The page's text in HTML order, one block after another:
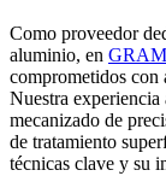
Como proveedor
aluminio, en
comprometidos con
Nuestra experiencia
mecanizado de
de tratamiento
técnicas clave y su